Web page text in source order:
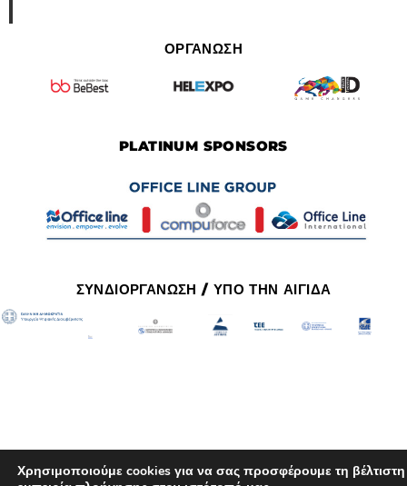
ΟΡΓΑΝΩΣΗ
PLATINUM SPONSORS
ΣΥΝΔΙΟΡΓΑΝΩΣΗ / ΥΠΟ ΤΗΝ ΑΙΓΙΔΑ
Χρησιμοποιούμε cookies για να σας προσφέρουμε τη βέλτιστη